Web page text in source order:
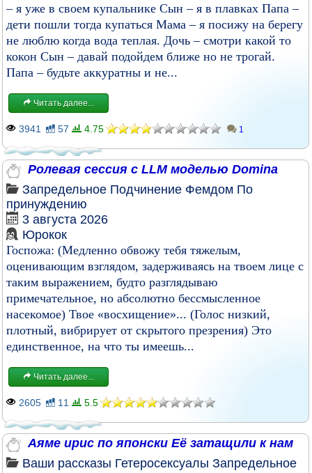
– я уже в своем купальнике Сын – я в плавках Папа –
дети пошли тогда купаться Мама – я посижу на берегу
не люблю когда вода теплая. Дочь – смотри какой то
кокон Сын – давай подойдем ближе но не трогай.
Папа – будьте аккуратны и не...
Читать далее...
3941 57 4.75 1
Ролевая сессия с LLM моделью Domina
Запредельное Подчинение Фемдом По
принуждению
3 августа 2026
Юрокок
Госпожа: (Медленно обвожу тебя тяжелым,
оценивающим взглядом, задерживаясь на твоем лице с
таким выражением, будто разглядываю
примечательное, но абсолютно бессмысленное
насекомое) Твое «восхищение»... (Голос низкий,
плотный, вибрирует от скрытого презрения) Это
единственное, на что ты имеешь...
Читать далее...
2605 11 5.5
Аяме ирис по японски Её затащили к нам
Ваши рассказы Гетеросексуалы Запредельное